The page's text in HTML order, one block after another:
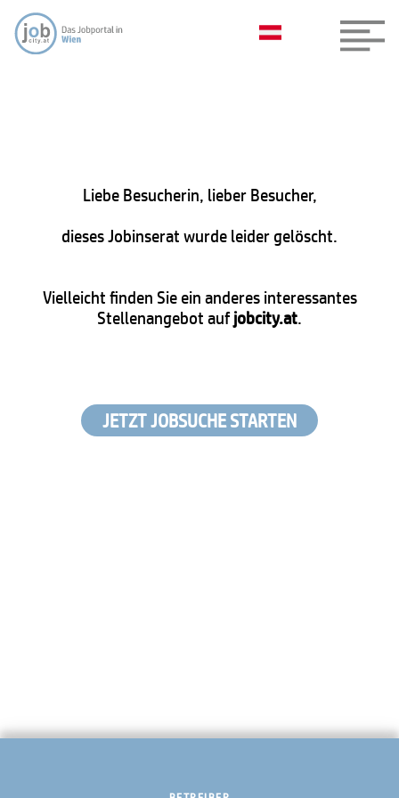
Liebe Besucherin, lieber Besucher,
dieses Jobinserat wurde leider gelöscht.
Vielleicht finden Sie ein anderes interessantes
Stellenangebot aufjobcity.at.
JETZT JOBSUCHE STARTEN